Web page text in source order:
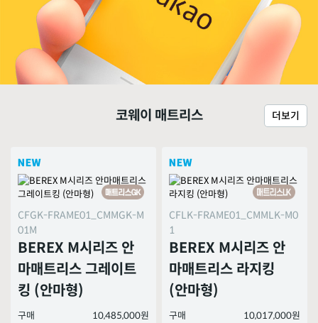
코웨이 매트리스 더보기
CFGK-FRAME01_CMMGK-M
01M
BEREX M시리즈 안
마매트리스 그레이트
킹 (안마형)
구매
10,485,000원
CFLK-FRAME01_CMMLK-M0
1
BEREX M시리즈 안
마매트리스 라지킹
(안마형)
구매
10,017,000원